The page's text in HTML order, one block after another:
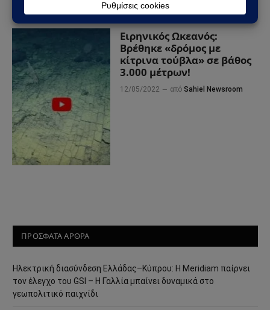
Ειρηνικός Ωκεανός:
Βρέθηκε «δρόμος με
κίτρινα τούβλα» σε βάθος
3.000 μέτρων!
12/05/2022 από Sahiel Newsroom
ΠΡΟΣΦΑΤΑ ΑΡΘΡΑ
Ηλεκτρική διασύνδεση Ελλάδας–Κύπρου: Η Meridiam παίρνει
τον έλεγχο του GSI – Η Γαλλία μπαίνει δυναμικά στο
γεωπολιτικό παιχνίδι